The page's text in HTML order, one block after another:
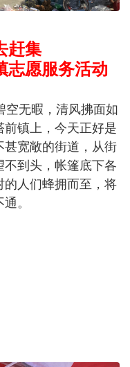
赶集
志愿服务活动
无暇，清风拂面如
前镇上，今天正好是
宽敞的街道，从街
到头，帐篷底下各
人们蜂拥而至，将
。